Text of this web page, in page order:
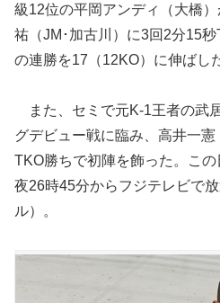
級12位の平岡アンディ（大橋
祐（JM･加古川）に3回2分15
の連勝を17（12KO）に伸ばし
また、セミで元K-1王者の武
グデビュー戦に臨み、高井一
TKO勝ちで初陣を飾った。こ
夜26時45分からフジテレビで
ル）。